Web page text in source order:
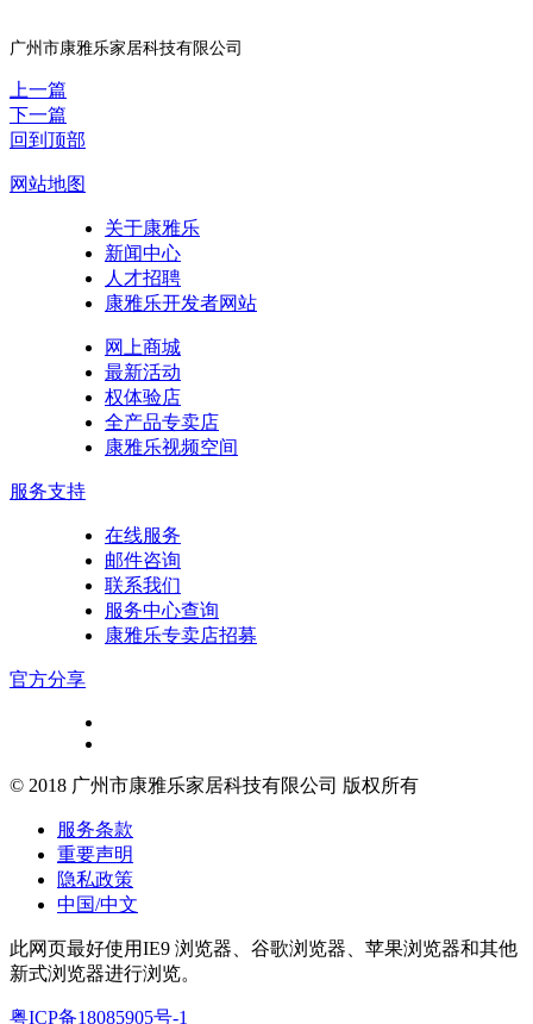
广州市康雅乐家居科技有限公司
上一篇
下一篇
回到顶部
网站地图
关于康雅乐
新闻中心
人才招聘
康雅乐开发者网站
网上商城
最新活动
权体验店
全产品专卖店
康雅乐视频空间
服务支持
在线服务
邮件咨询
联系我们
服务中心查询
康雅乐专卖店招募
官方分享
© 2018 广州市康雅乐家居科技有限公司 版权所有
服务条款
重要声明
隐私政策
中国/中文
此网页最好使用IE9 浏览器、谷歌浏览器、苹果浏览器和其他
新式浏览器进行浏览。
粤ICP备18085905号-1